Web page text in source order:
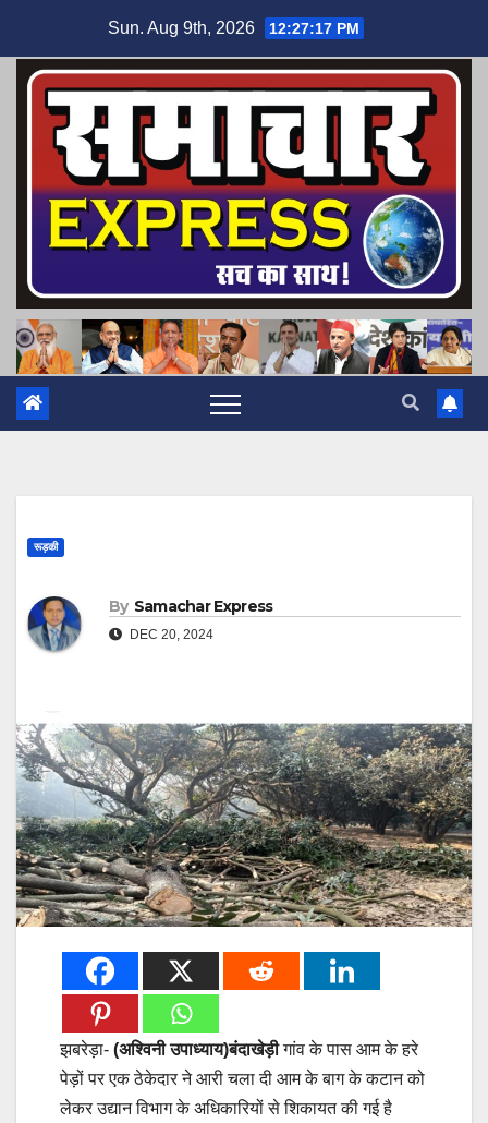
content
Sun. Aug 9th, 2026 12:27:17 PM
रूड़की
By Samachar Express
DEC 20, 2024
झबरेड़ा- (अश्विनी उपाध्याय)बंदाखेड़ीगांव के पास आम के हरे
पेड़ों पर एक ठेकेदार ने आरी चला दी आम के बाग के कटान को
लेकर उद्यान विभाग के अधिकारियों से शिकायत की गई है